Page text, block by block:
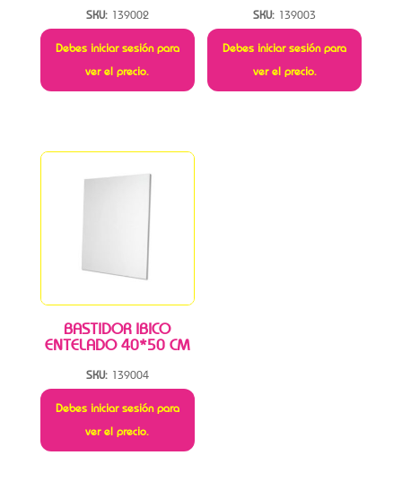
SKU: 139002
Debes iniciar sesión para
ver el precio.
SKU: 139003
Debes iniciar sesión para
ver el precio.
BASTIDOR IBICO
ENTELADO 40*50 CM
SKU: 139004
Debes iniciar sesión para
ver el precio.